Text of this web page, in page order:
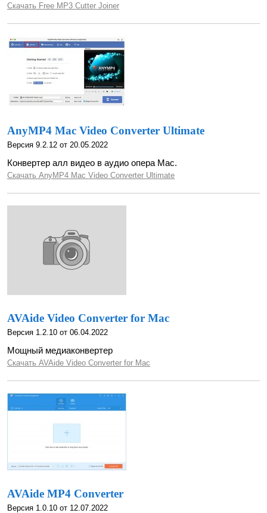
Скачать Free MP3 Cutter Joiner
AnyMP4 Mac Video Converter Ultimate
Версия 9.2.12 от 20.05.2022
Конвертер алл видео в аудио опера Mac.
Скачать AnyMP4 Mac Video Converter Ultimate
AVAide Video Converter for Mac
Версия 1.2.10 от 06.04.2022
Мощный медиаконвертер
Скачать AVAide Video Converter for Mac
AVAide MP4 Converter
Версия 1.0.10 от 12.07.2022